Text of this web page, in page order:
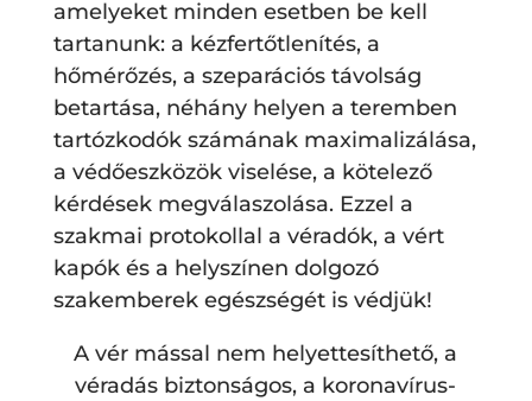
amelyeket minden esetben be kell
tartanunk: a kézfertőtlenítés, a
hőmérőzés, a szeparációs távolság
betartása, néhány helyen a teremben
tartózkodók számának maximalizálása,
a védőeszközök viselése, a kötelező
kérdések megválaszolása. Ezzel a
szakmai protokollal a véradók, a vért
kapók és a helyszínen dolgozó
szakemberek egészségét is védjük!
A vér mással nem helyettesíthető, a
véradás biztonságos, a koronavírus-